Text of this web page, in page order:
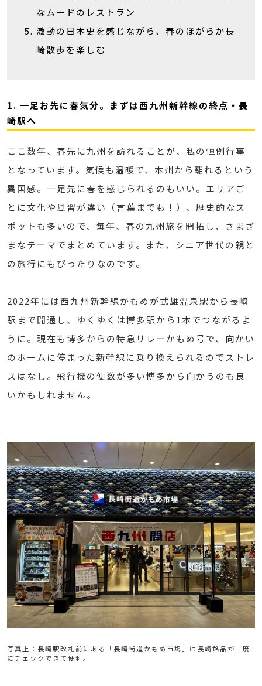
なムードのレストラン
激動の日本史を感じながら、春のほがらか長
崎散歩を楽しむ
1. 一足お先に春気分。まずは西九州新幹線の終点・長
崎駅へ
ここ数年、春先に九州を訪れることが、私の恒例行事
となっています。気候も温暖で、本州から離れるという
異国感。一足先に春を感じられるのもいい。エリアご
とに文化や風習が違い（言葉までも！）、歴史的なス
ポットも多いので、毎年、春の九州旅を開拓し、さまざ
まなテーマでまとめています。また、シニア世代の親と
の旅行にもぴったりなのです。
2022年には西九州新幹線かもめが武雄温泉駅から長崎
駅まで開通し、ゆくゆくは博多駅から1本でつながるよ
うに。現在も博多からの特急リレーかもめ号で、向かい
のホームに停まった新幹線に乗り換えられるのでストレ
スはなし。飛行機の便数が多い博多から向かうのも良
いかもしれません。
写真上：長崎駅改札前にある「長崎街道かもめ市場」は長崎銘品が一度
にチェックできて便利。